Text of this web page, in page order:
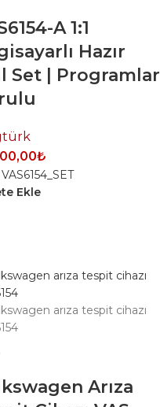
A 1:1
Hazır
Set | Programlar
₺
VAS6154_SET
Ekle
Arıza